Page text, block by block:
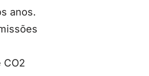
anos.